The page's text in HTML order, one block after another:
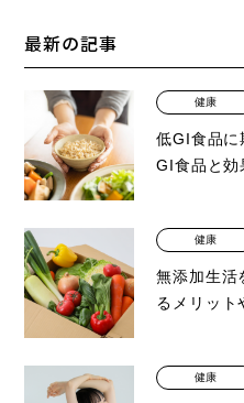
最新の記事
健康
低GI食品に
GI食品と効
健康
無添加生活
るメリット
健康